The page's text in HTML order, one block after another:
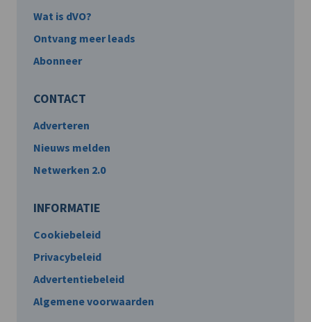
Wat is dVO?
Ontvang meer leads
Abonneer
CONTACT
Adverteren
Nieuws melden
Netwerken 2.0
INFORMATIE
Cookiebeleid
Privacybeleid
Advertentiebeleid
Algemene voorwaarden